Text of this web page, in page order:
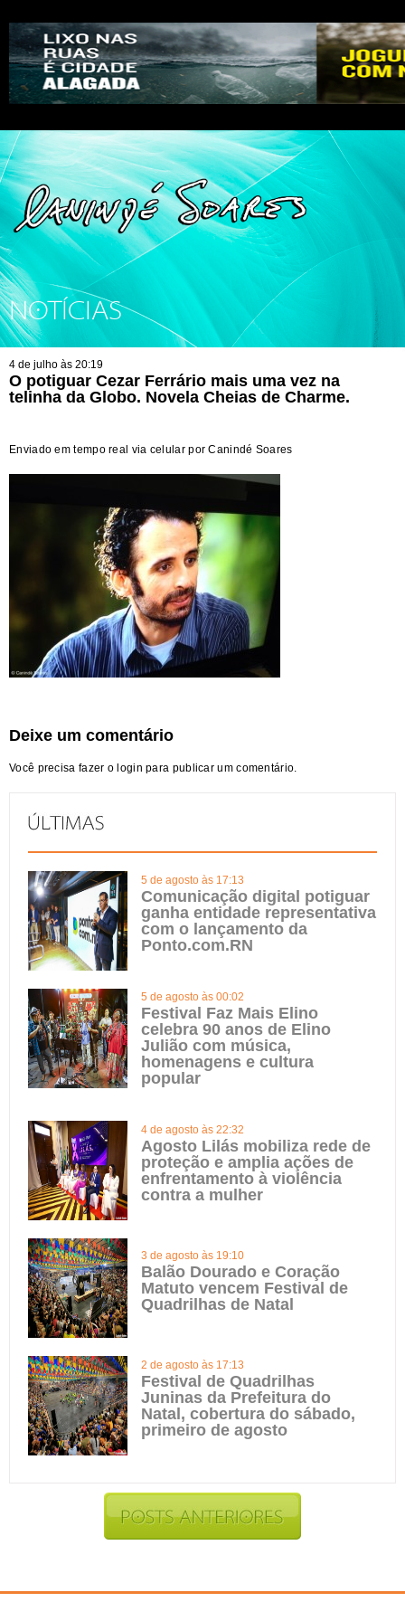
NOTÍCIAS
4 de julho às 20:19
O potiguar Cezar Ferrário mais uma vez na
telinha da Globo. Novela Cheias de Charme.
Enviado em tempo real via celular por Canindé Soares
Deixe um comentário
Você precisa fazer o login para publicar um comentário.
5 de agosto às 17:13
Comunicação digital potiguar
ganha entidade representativa
com o lançamento da
Ponto.com.RN
5 de agosto às 00:02
Festival Faz Mais Elino
celebra 90 anos de Elino
Julião com música,
homenagens e cultura
popular
4 de agosto às 22:32
Agosto Lilás mobiliza rede de
proteção e amplia ações de
enfrentamento à violência
contra a mulher
3 de agosto às 19:10
Balão Dourado e Coração
Matuto vencem Festival de
Quadrilhas de Natal
2 de agosto às 17:13
Festival de Quadrilhas
Juninas da Prefeitura do
Natal, cobertura do sábado,
primeiro de agosto